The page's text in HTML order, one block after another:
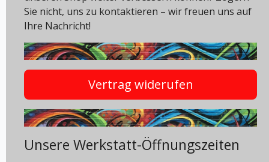
Sie nicht, uns zu kontaktieren – wir freuen uns auf
Ihre Nachricht!
Vertrag widerufen
Unsere Werkstatt-Öffnungszeiten